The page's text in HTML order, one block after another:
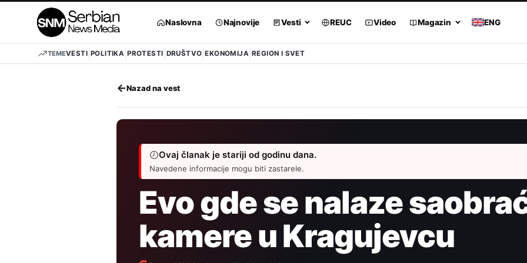
Naslovna Najnovije Vesti REUC Video Magazin ENG
TEMEVESTI POLITIKA PROTESTI DRUŠTVO EKONOMIJA REGION I SVET
←Nazad na vest
Ovaj članak je stariji od godinu dana.
Navedene informacije mogu biti zastarele.
Evo gde se nalaze
kamere u Kragujevcu